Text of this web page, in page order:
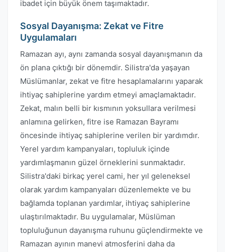
ibadet için büyük önem taşımaktadır.
Sosyal Dayanışma: Zekat ve Fitre
Uygulamaları
Ramazan ayı, aynı zamanda sosyal dayanışmanın da
ön plana çıktığı bir dönemdir. Silistra'da yaşayan
Müslümanlar, zekat ve fitre hesaplamalarını yaparak
ihtiyaç sahiplerine yardım etmeyi amaçlamaktadır.
Zekat, malın belli bir kısmının yoksullara verilmesi
anlamına gelirken, fitre ise Ramazan Bayramı
öncesinde ihtiyaç sahiplerine verilen bir yardımdır.
Yerel yardım kampanyaları, topluluk içinde
yardımlaşmanın güzel örneklerini sunmaktadır.
Silistra'daki birkaç yerel cami, her yıl geleneksel
olarak yardım kampanyaları düzenlemekte ve bu
bağlamda toplanan yardımlar, ihtiyaç sahiplerine
ulaştırılmaktadır. Bu uygulamalar, Müslüman
topluluğunun dayanışma ruhunu güçlendirmekte ve
Ramazan ayının manevi atmosferini daha da